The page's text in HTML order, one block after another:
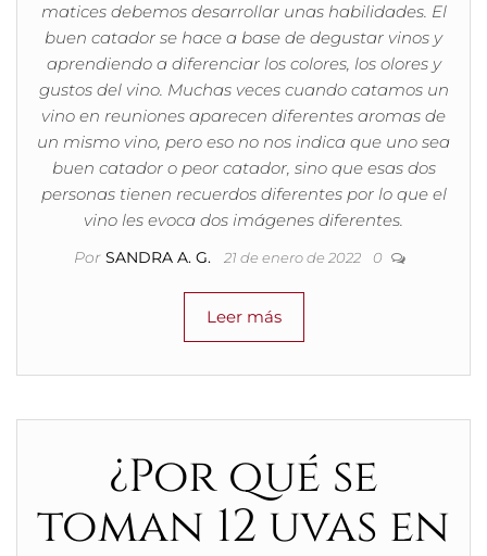
matices debemos desarrollar unas habilidades. El
buen catador se hace a base de degustar vinos y
aprendiendo a diferenciar los colores, los olores y
gustos del vino. Muchas veces cuando catamos un
vino en reuniones aparecen diferentes aromas de
un mismo vino, pero eso no nos indica que uno sea
buen catador o peor catador, sino que esas dos
personas tienen recuerdos diferentes por lo que el
vino les evoca dos imágenes diferentes.
Por SANDRA A. G. 21 de enero de 2022 0
Leer más
¿Por qué se
toman 12 uvas en